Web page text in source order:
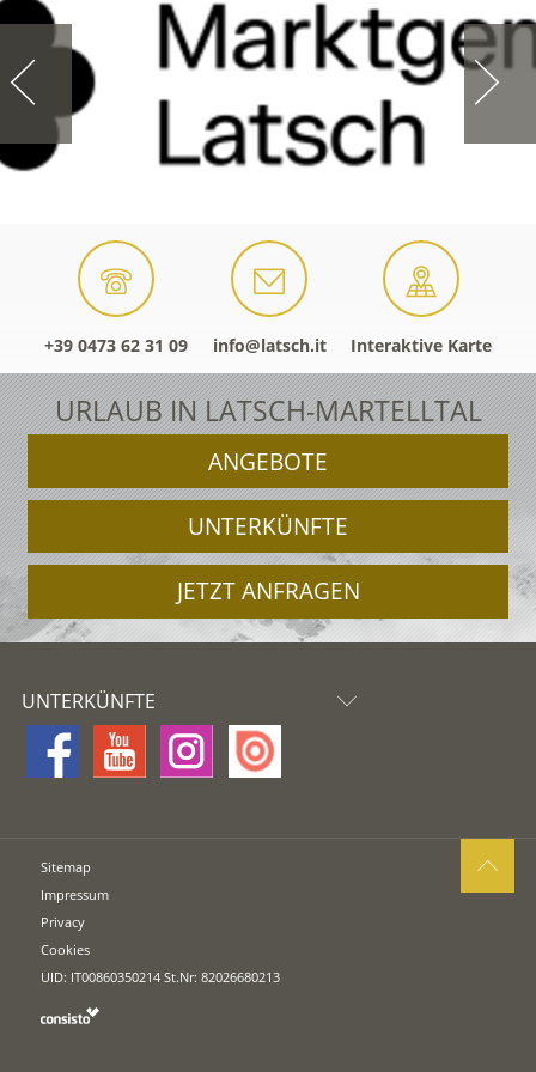
+39 0473 62 31 09 info@latsch.it Interaktive Karte
URLAUB IN LATSCH-MARTELLTAL
ANGEBOTE
UNTERKÜNFTE
JETZT ANFRAGEN
UNTERKÜNFTE
Sitemap
Impressum
Privacy
Cookies
UID: IT00860350214 St.Nr: 82026680213